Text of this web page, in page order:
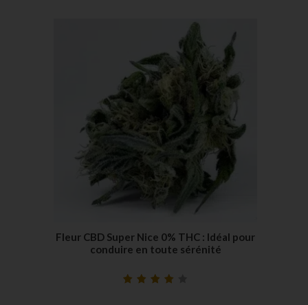
Fleur CBD Super Nice 0% THC : Idéal pour
conduire en toute sérénité